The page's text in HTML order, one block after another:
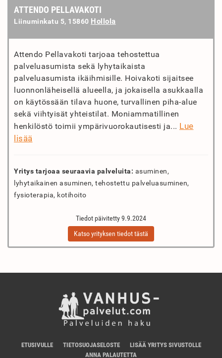
ATTENDO PELLAVAKOTI
Liinuminkatu 5, 15860 Hollola
Attendo Pellavakoti tarjoaa tehostettua
palveluasumista sekä lyhytaikaista
palveluasumista ikäihmisille. Hoivakoti sijaitsee
luonnonläheisellä alueella, ja jokaisella asukkaalla
on käytössään tilava huone, turvallinen piha-alue
sekä viihtyisät yhteistilat. Moniammatillinen
henkilöstö toimii ympärivuorokautisesti ja... Lue
lisää
Yritys tarjoaa seuraavia palveluita: asuminen,
lyhytaikainen asuminen, tehostettu palveluasuminen,
fysioterapia, kotihoito
Tiedot päivitetty 9.9.2024
Katso yrityksen tiedot tästä
ETUSIVULLE TIETOSUOJASELOSTE
LISÄÄ YRITYS SIVUSTOLLE
ANNA PALAUTETTA